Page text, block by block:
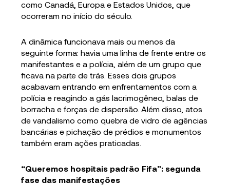
como Canadá, Europa e Estados Unidos, que
ocorreram no início do século.
A dinâmica funcionava mais ou menos da
seguinte forma: havia uma linha de frente entre os
manifestantes e a polícia, além de um grupo que
ficava na parte de trás. Esses dois grupos
acabavam entrando em enfrentamentos com a
polícia e reagindo a gás lacrimogêneo, balas de
borracha e forças de dispersão. Além disso, atos
de vandalismo como quebra de vidro de agências
bancárias e pichação de prédios e monumentos
também eram ações praticadas.
“Queremos hospitais padrão Fifa”: segunda
fase das manifestações